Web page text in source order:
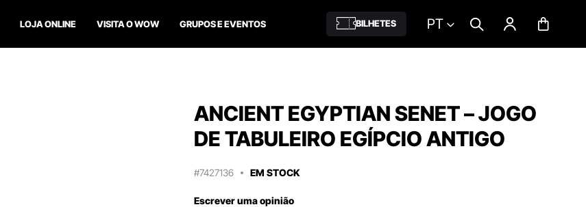
LOJA ONLINE VISITA O WOW GRUPOS E EVENTOS BILHETES PT
ANCIENT EGYPTIAN SENET – JOGO
DE TABULEIRO EGÍPCIO ANTIGO
#7427136 EM STOCK
Escrever uma opinião